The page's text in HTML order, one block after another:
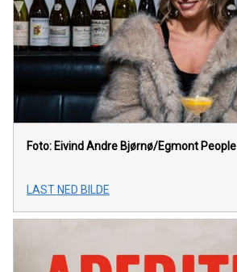
Foto: Eivind Andre Bjørnø/Egmont People
LAST NED BILDE